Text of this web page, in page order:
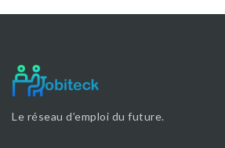
Le réseau d’emploi du future.